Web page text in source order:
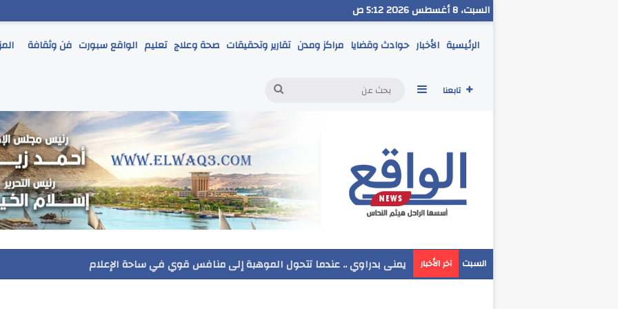
السبت، 8 أغسطس 2026 5:12 ص
الرئيسية الأخبار حوادث وقضايا مراكز ومدن تقارير وتحقيقات صحة وعلاج تعليم الواقع سبورت فن وثقافة
تابعنا إضافة عمود جانبي
بحث
السبت آخر الأخبار مدير تعليم البحر الاحمر يتابع انطلاق امتحانات الشهادة الإعدادية ويؤكد: الانضباط